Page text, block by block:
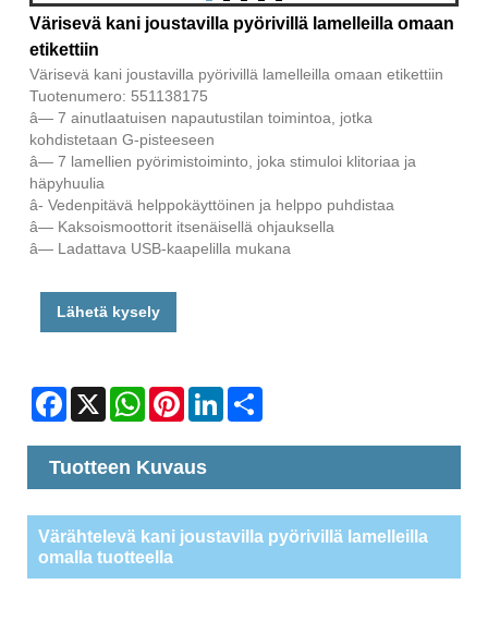
Värisevä kani joustavilla pyörivillä lamelleilla omaan
etikettiin
Värisevä kani joustavilla pyörivillä lamelleilla omaan etikettiin
Tuotenumero: 551138175
â— 7 ainutlaatuisen napautustilan toimintoa, jotka
kohdistetaan G-pisteeseen
â— 7 lamellien pyörimistoiminto, joka stimuloi klitoriaa ja
häpyhuulia
â- Vedenpitävä helppokäyttöinen ja helppo puhdistaa
â— Kaksoismoottorit itsenäisellä ohjauksella
â— Ladattava USB-kaapelilla mukana
Lähetä kysely
Facebook
X WhatsAppPinterestLinkedIn
Tuotteen Kuvaus
Värähtelevä kani joustavilla pyörivillä lamelleilla
omalla tuotteella